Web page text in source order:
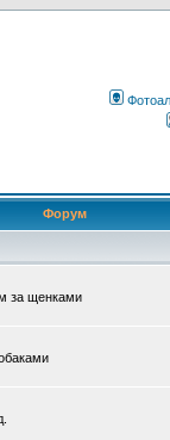
Форум
за щенками